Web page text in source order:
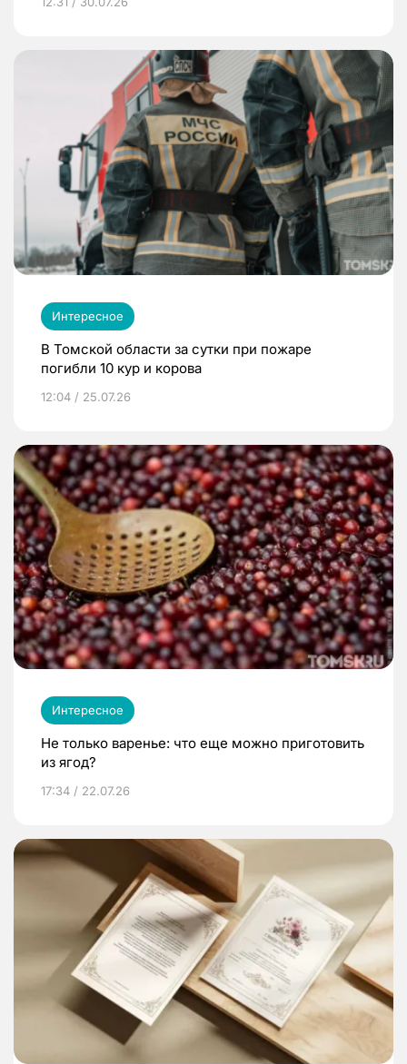
Интересное
В Томской области за сутки при пожаре
погибли 10 кур и корова
12:04 / 25.07.26
Интересное
Не только варенье: что еще можно приготовить
из ягод?
17:34 / 22.07.26